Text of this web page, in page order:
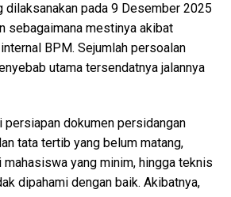
dilaksanakan pada 9 Desember 2025
sebagaimana mestinya akibat
BPM. Sejumlah persoalan
utama tersendatnya jalannya
persiapan dokumen persidangan
tata tertib yang belum matang,
yang minim, hingga teknis
dipahami dengan baik. Akibatnya,